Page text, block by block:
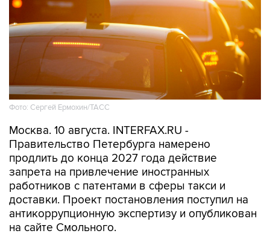
Фото: Сергей Ермохин/ТАСС
Москва. 10 августа. INTERFAX.RU -
Правительство Петербурга намерено
продлить до конца 2027 года действие
запрета на привлечение иностранных
работников с патентами в сферы такси и
доставки. Проект постановления поступил на
антикоррупционную экспертизу и опубликован
на сайте Смольного.